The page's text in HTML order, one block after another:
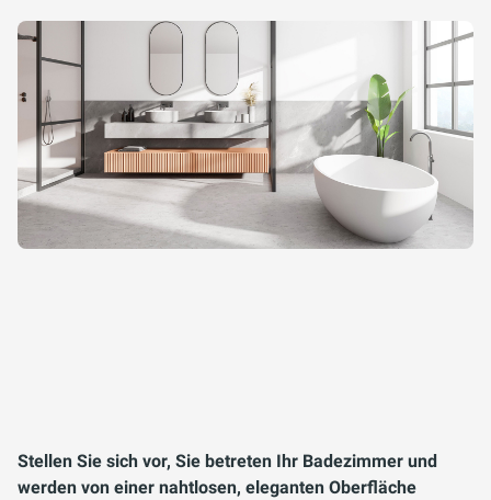
Stellen Sie sich vor, Sie betreten Ihr Badezimmer und
werden von einer nahtlosen, eleganten Oberfläche